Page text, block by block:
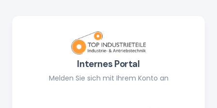
Internes Portal
Melden Sie sich mit Ihrem Konto an